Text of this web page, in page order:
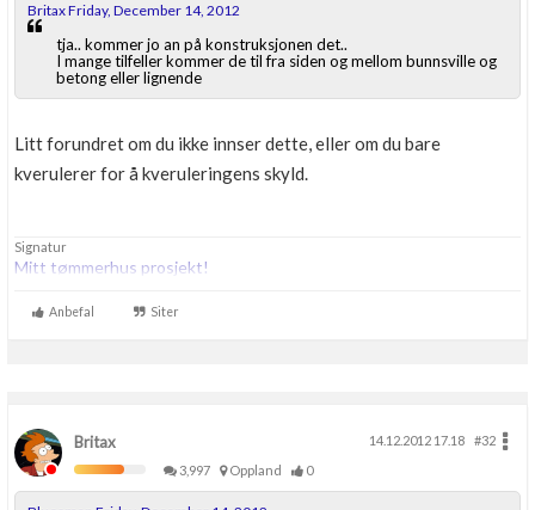
Britax Friday, December 14, 2012
tja.. kommer jo an på konstruksjonen det..
I mange tilfeller kommer de til fra siden og mellom bunnsville og
betong eller lignende
Litt forundret om du ikke innser dette, eller om du bare
kverulerer for å kveruleringens skyld.
Signatur
Mitt tømmerhus prosjekt!
Anbefal Siter
Britax 14.12.2012 17.18
#32
3,997
Oppland 0